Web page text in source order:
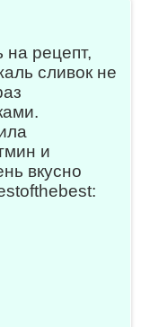
на рецепт,
сливок не
и
вкусно